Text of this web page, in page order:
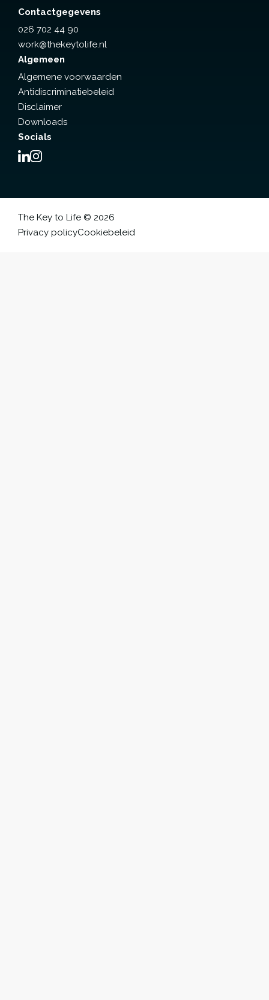
Contactgegevens
026 702 44 90
work@thekeytolife.nl
Algemeen
Algemene voorwaarden
Antidiscriminatiebeleid
Disclaimer
Downloads
Socials
The Key to Life © 2026
Privacy policyCookiebeleid